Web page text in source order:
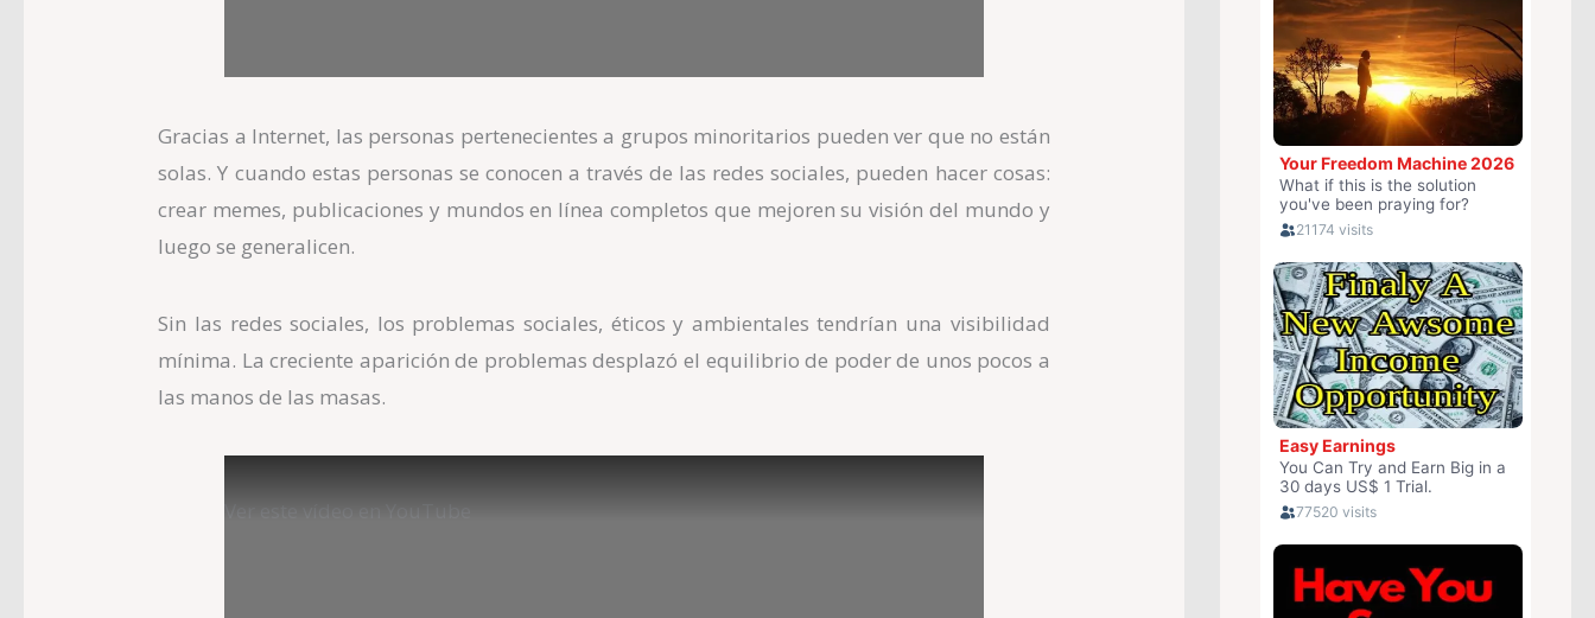
Gracias a Internet, las personas pertenecientes a grupos minoritarios pueden ver que no están
solas. Y cuando estas personas se conocen a través de las redes sociales, pueden hacer cosas:
crear memes, publicaciones y mundos en línea completos que mejoren su visión del mundo y
luego se generalicen.
Sin las redes sociales, los problemas sociales, éticos y ambientales tendrían una visibilidad
mínima. La creciente aparición de problemas desplazó el equilibrio de poder de unos pocos a
las manos de las masas.
Ver este vídeo en YouTube